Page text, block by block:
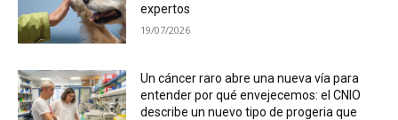
expertos
19/07/2026
Un cáncer raro abre una nueva vía para
entender por qué envejecemos: el CNIO
describe un nuevo tipo de progeria que